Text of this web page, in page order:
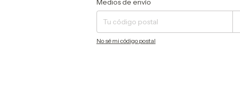
Medios de envío
No sé mi código postal